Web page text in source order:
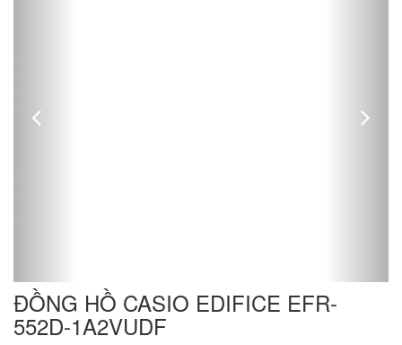
ĐỒNG HỒ CASIO EDIFICE EFR-
552D-1A2VUDF